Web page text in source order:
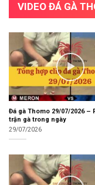
VIDEO ĐÁ GÀ
Đá gà Thomo 29/07/2026 –
trận gà trong ngày
29/07/2026